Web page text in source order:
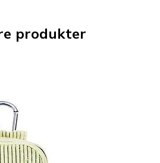
produkter